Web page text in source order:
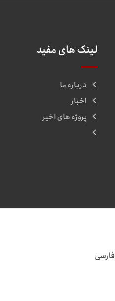
لینک های مفید
درباره ما
اخبار
پروژه های اخیر
فارسی